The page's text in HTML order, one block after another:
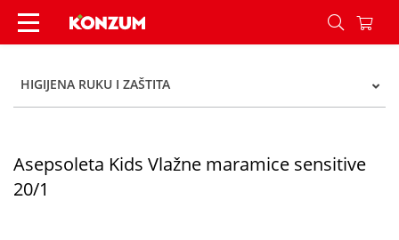
Asepsoleta Kids Vlažne maramice sensitive 20/1
HIGIJENA RUKU I ZAŠTITA
Asepsoleta Kids Vlažne maramice sensitive
20/1